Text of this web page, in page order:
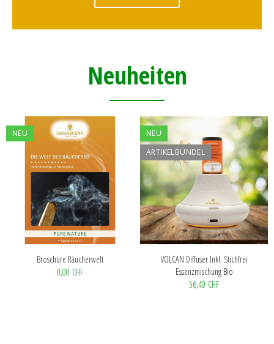
Neuheiten
NEU
Broschüre Räucherwelt
0,00 CHF
NEU
ARTIKELBÜNDEL
VOLCAN Diffuser Inkl. Stichfrei
Essenzmischung Bio
56,40 CHF